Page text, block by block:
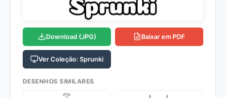
Download (JPG) Baixar em PDF
Ver Coleção: Sprunki
DESENHOS SIMILARES